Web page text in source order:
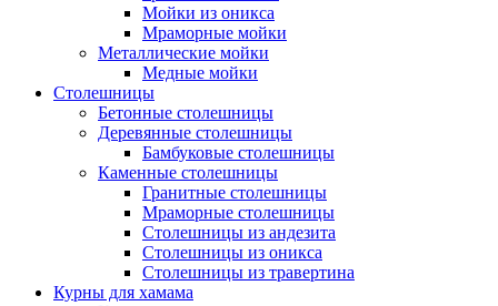
Мойки из оникса
Мраморные мойки
Металлические мойки
Медные мойки
Столешницы
Бетонные столешницы
Деревянные столешницы
Бамбуковые столешницы
Каменные столешницы
Гранитные столешницы
Мраморные столешницы
Столешницы из андезита
Столешницы из оникса
Столешницы из травертина
Курны для хамама